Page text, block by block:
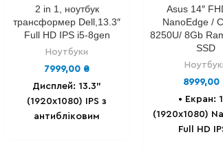
2 in 1, ноутбук
трансформер Dell,13.3″
Full HD IPS i5-8gen
Ноутбуки
7999,00 ₴
Дисплей: 13.3"
(1920х1080) IPS з
антибліковим
Asus 14″
NanoEdge /
8250U/ 8Gb
SSD
8999,00
• Екран:
(1920x1080)
Full HD